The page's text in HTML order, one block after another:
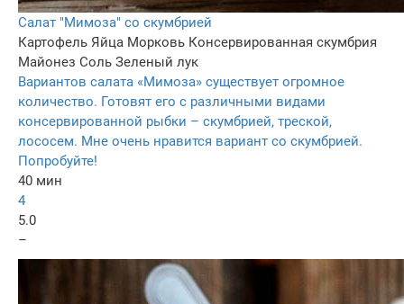
Салат "Мимоза" со скумбрией
Картофель Яйца Морковь Консервированная скумбрия
Майонез Соль Зеленый лук
Вариантов салата «Мимоза» существует огромное
количество. Готовят его с различными видами
консервированной рыбки – скумбрией, треской,
лососем. Мне очень нравится вариант со скумбрией.
Попробуйте!
40 мин
4
5.0
–